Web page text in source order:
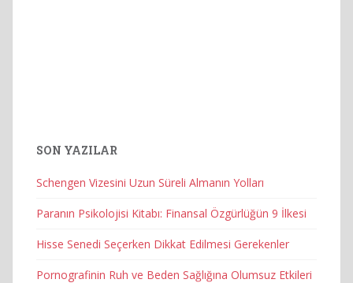
SON YAZILAR
Schengen Vizesini Uzun Süreli Almanın Yolları
Paranın Psikolojisi Kitabı: Finansal Özgürlüğün 9 İlkesi
Hisse Senedi Seçerken Dikkat Edilmesi Gerekenler
Pornografinin Ruh ve Beden Sağlığına Olumsuz Etkileri